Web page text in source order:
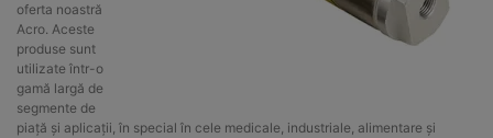
oferta noastră
Acro. Aceste
produse sunt
utilizate într-o
gamă largă de
segmente de
piață și aplicații, în special în cele medicale, industriale, alimentare și